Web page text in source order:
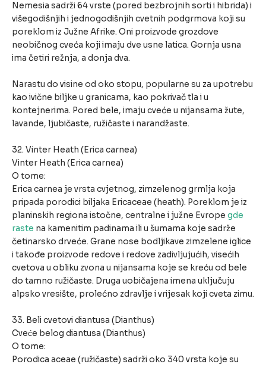
Nemesia sadrži 64 vrste (pored bezbrojnih sorti i hibrida) i
višegodišnjih i jednogodišnjih cvetnih podgrmova koji su
poreklom iz Južne Afrike. Oni proizvode grozdove
neobičnog cveća koji imaju dve usne latica. Gornja usna
ima četiri režnja, a donja dva.
Narastu do visine od oko stopu, popularne su za upotrebu
kao ivične biljke u granicama, kao pokrivač tla i u
kontejnerima. Pored bele, imaju cveće u nijansama žute,
lavande, ljubičaste, ružičaste i narandžaste.
32. Vinter Heath (Erica carnea)
Vinter Heath (Erica carnea)
O tome:
Erica carnea je vrsta cvjetnog, zimzelenog grmlja koja
pripada porodici biljaka Ericaceae (heath). Poreklom je iz
planinskih regiona istočne, centralne i južne Evrope gde
raste na kamenitim padinama ili u šumama koje sadrže
četinarsko drveće. Grane nose bodljikave zimzelene iglice
i takođe proizvode redove i redove zadivljujućih, visećih
cvetova u obliku zvona u nijansama koje se kreću od bele
do tamno ružičaste. Druga uobičajena imena uključuju
alpsko vresište, prolećno zdravlje i vrijesak koji cveta zimu.
33. Beli cvetovi diantusa (Dianthus)
Cveće belog diantusa (Dianthus)
O tome:
Porodica aceae (ružičaste) sadrži oko 340 vrsta koje su